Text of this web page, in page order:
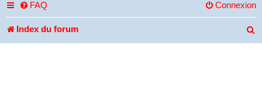
FAQ Connexion
Index du forum